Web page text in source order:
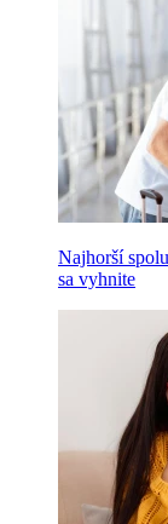
Najhorší
sa vyhnite